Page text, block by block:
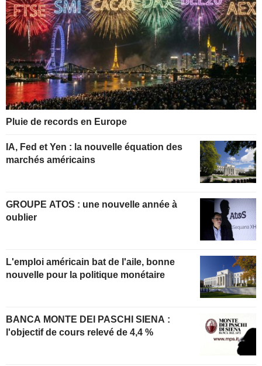
Pluie de records en Europe
IA, Fed et Yen : la nouvelle équation des
marchés américains
GROUPE ATOS : une nouvelle année à
oublier
L'emploi américain bat de l'aile, bonne
nouvelle pour la politique monétaire
BANCA MONTE DEI PASCHI SIENA :
l'objectif de cours relevé de 4,4 %